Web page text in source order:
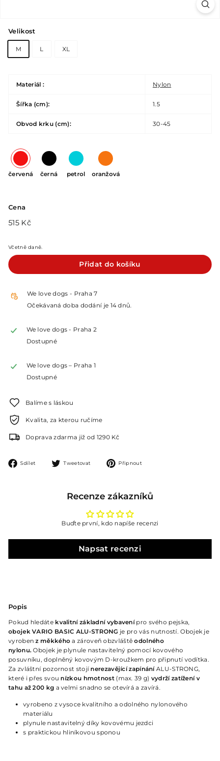
Velikost
M L XL
Materiál : Nylon
Šířka (cm): 1.5
Obvod krku (cm): 30-45
červená černá petrol oranžová
Cena
Běžná
515 Kč515
Včetně daně.
Přidat do košíku
We love dogs - Praha 7
Očekávaná doba dodání je 14 dnů.
We love dogs - Praha 2
Dostupné
We love dogs – Praha 1
Dostupné
Balíme s láskou
Kvalita, za kterou ručíme
Doprava zdarma již od 1290 Kč
Sdílet
Sdílet
Tweetovat
TweetovatPřipnout
Recenze zákazníků
Buďte první, kdo napíše recenzi
Napsat recenzi
Popis
Pokud hledáte kvalitní základní vybavenípro svého pejska,
obojek VARIO BASIC ALU-STRONG je pro vás nutností. Obojek je
vyroben z měkkého a zároveň obzvláštěodolného
nylonu.Obojek je plynule nastavitelný pomocí kovového
posuvníku, doplněný kovovým D-kroužkem pro připnutí vodítka.
Za zvláštní pozornost stojí nerezavějící zapínáníALU-STRONG,
které i přes svou nízkou hmotnost(max. 39 g) vydrží zatížení v
tahu až 200 kg a velmi snadno se otevírá a zavírá.
vyrobeno z vysoce kvalitního a odolného nylonového
materiálu
plynule nastavitelný díky kovovému jezdci
s praktickou hliníkovou sponou